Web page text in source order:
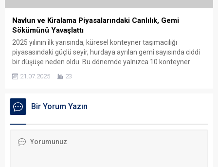
etmesi nedeniyle katılamadı. Toplantıda...
Navlun ve Kiralama Piyasalarındaki Canlılık, Gemi
Sökümünü Yavaşlattı
2025 yılının ilk yarısında, küresel konteyner taşımacılığı
piyasasındaki güçlü seyir, hurdaya ayrılan gemi sayısında ciddi
bir düşüşe neden oldu. Bu dönemde yalnızca 10 konteyner
gönderildi. Oysa 2024’ün ilk yarısında 34 gemi (48.600 TEU),
21.07.2025 23
Bir Yorum Yazın